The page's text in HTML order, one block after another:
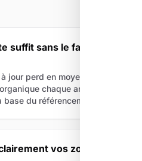
suffit sans le faire
jour perd en moyenne
chaque année. Le
du référencement.
vos zones